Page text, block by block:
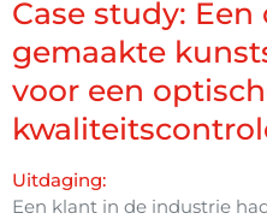
Case study:
gemaakte
voor een
Uitdaging:
Een klant in de industrie